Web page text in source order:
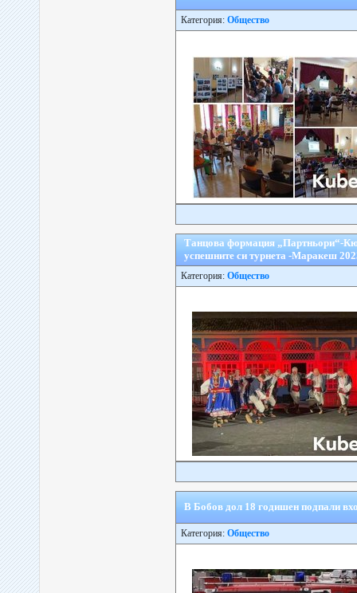
Категория: Общество
Танцова формация „Партньори“-
успешните си турнета -Маракеш
Категория: Общество
В Бобов дол 18 годишен подпали
Категория: Общество